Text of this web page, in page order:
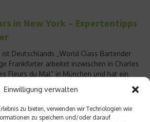
Einwilligung verwalten
zu bieten, verwenden wir Technologien wie
zu speichern und/oder darauf
in New York – Expertentipps
ist Deutschlands „World Class Bartender
Frankfurter arbeitet inzwischen in Charles
Fleurs du Mal“ in München und hat ein